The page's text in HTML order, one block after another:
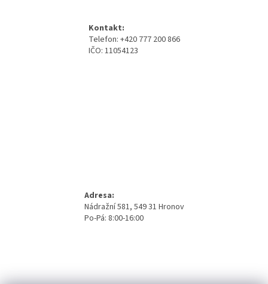
Kontakt:
Telefon: +420 777 200 866
IČO: 11054123
Adresa:
Nádražní 581, 549 31 Hronov
Po-Pá: 8:00-16:00